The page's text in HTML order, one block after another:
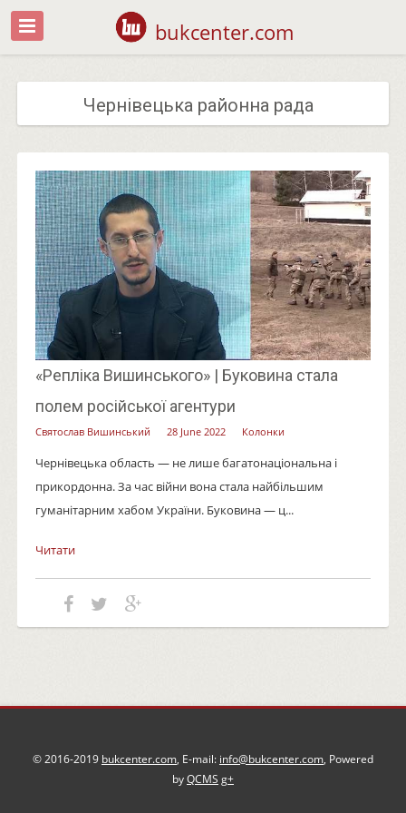
bukcenter.com
Чернівецька районна рада
«Репліка Вишинського» | Буковина стала
полем російської агентури
Святослав Вишинський 28 June 2022 Колонки
Чернівецька область — не лише багатонаціональна і
прикордонна. За час війни вона стала найбільшим
гуманітарним хабом України. Буковина — ц...
Читати
© 2016-2019 bukcenter.com, E-mail: info@bukcenter.com, Powered
byQCMS g+